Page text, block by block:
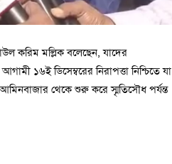
করিম মল্লিক বলেছেন, যাদের
১৬ই ডিসেম্বরের নিরাপত্তা নিশ্চিতে যা
আমিনবাজার থেকে শুরু করে স্মৃতিসৌধ পর্যন্ত